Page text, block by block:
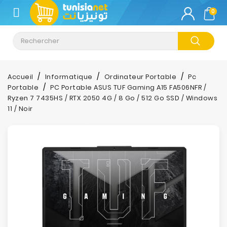
CATÉGORIE
Climatisation
Informatique
Téléphonie
&
Stockage
0
Accueil Informatique Ordinateur Portable
Pc
Portable
PC Portable ASUS TUF Gaming A15 FA506NFR /
Ryzen 7 7435HS / RTX 2050 4G / 8 Go / 512 Go SSD / Windows
11 / Noir